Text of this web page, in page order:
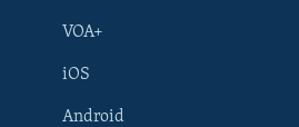
VOA+
iOS
Android